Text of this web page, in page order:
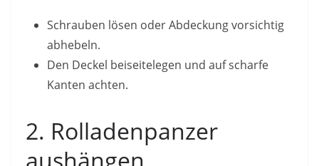
Schrauben lösen oder Abdeckung vorsichtig
abhebeln.
Den Deckel beiseitelegen und auf scharfe
Kanten achten.
2. Rolladenpanzer
aushängen